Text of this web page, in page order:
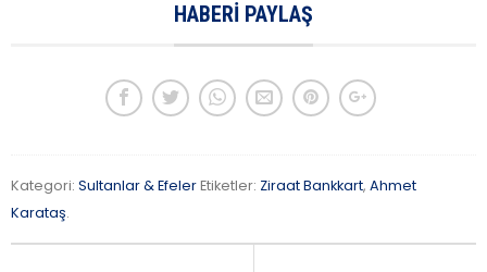
HABERI PAYLAŞ
Kategori: Sultanlar & EfelerEtiketler: Ziraat Bankkart, Ahmet
Karataş.